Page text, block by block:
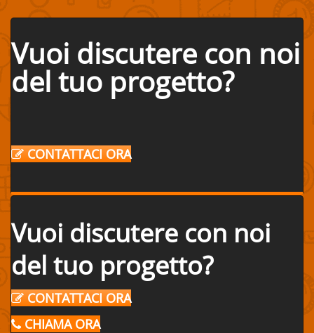
Vuoi discutere con noi
del tuo progetto?
CONTATTACI ORA
Vuoi discutere con noi
del tuo progetto?
CONTATTACI ORA
CHIAMA ORA